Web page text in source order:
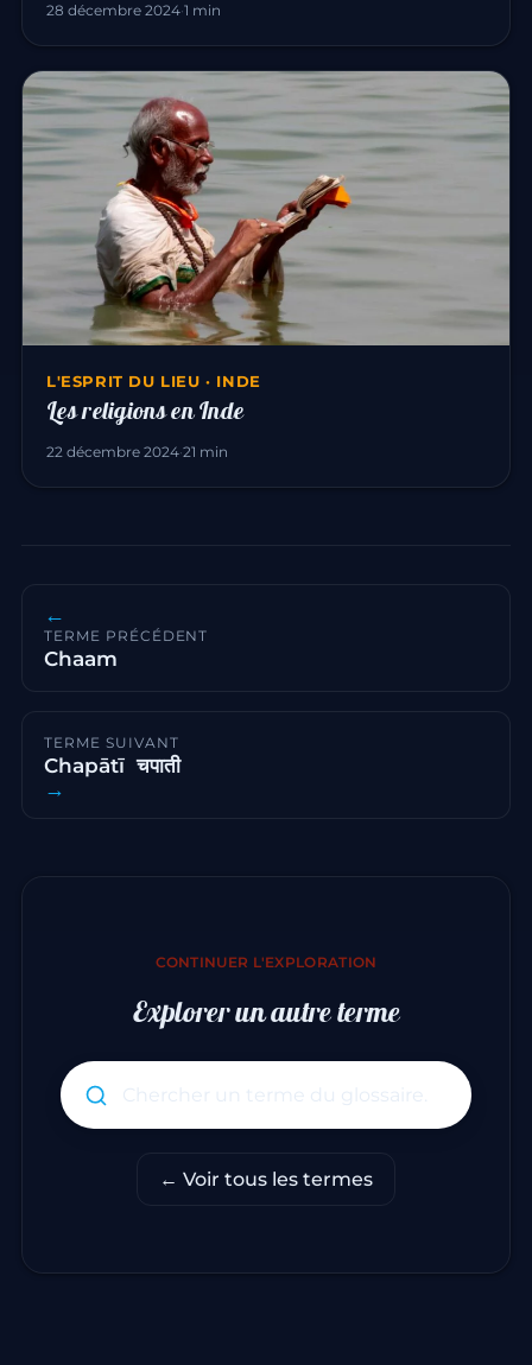
28 décembre 2024·1 min
L'ESPRIT DU LIEU · INDE
Les religions en Inde
22 décembre 2024·21 min
←
TERME PRÉCÉDENT
Chaam
TERME SUIVANT
Chapātī चपाती
→
CONTINUER L'EXPLORATION
Explorer un autre terme
Rechercher un terme du
← Voir tous les termes